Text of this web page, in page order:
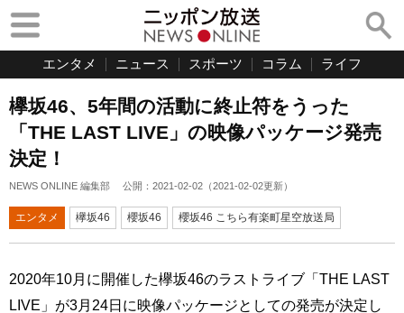
エンタメ ニュース スポーツ コラム ライフ
欅坂46、5年間の活動に終止符をうった
「THE LAST LIVE」の映像パッケージ発売
決定！
NEWS ONLINE 編集部 公開： 2021-02-02 （2021-02-02更新）
エンタメ 欅坂46 櫻坂46 櫻坂46 こちら有楽町星空放送局
2020年10月に開催した欅坂46のラストライブ「THE LAST
LIVE」が3月24日に映像パッケージとしての発売が決定し